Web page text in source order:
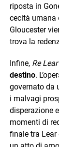
riposta in
cecità umana
Gloucester
trova la
Infine, Re Lear
destino.
governato da
i malvagi
disperazione
momenti di
finale tra Lear